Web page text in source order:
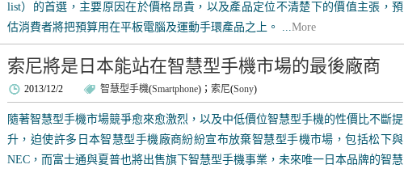
list）的首選，主要原因在於價格昂貴，以及產品定位不清楚下的價值主張，預
估消費者將把預算用在平板電腦及運動手環產品之上。 ...More
索尼將是日本能站在智慧型手機市場的最後廠商
2013/12/2 智慧型手機(Smartphone)； 索尼(Sony)
隨著智慧型手機市場競爭愈來愈激烈，以及中低價位智慧型手機的性價比不斷提
升，迫使許多日本智慧型手機廠商紛紛宣布放棄智慧型手機市場，包括松下與
NEC，而富士通與夏普也將出售旗下智慧型手機事業，未來唯一日本品牌的智慧